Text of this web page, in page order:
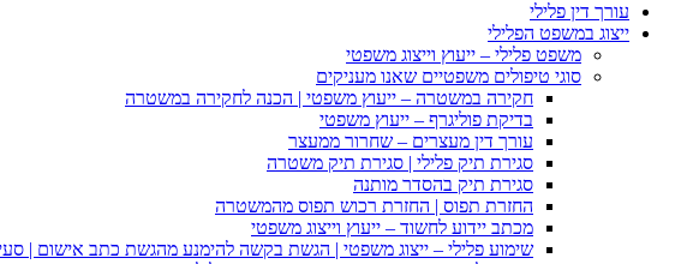
עורך דין פלילי
ייצוג במשפט הפלילי
משפט פלילי – ייעוץ וייצוג משפטי
סוגי טיפולים משפטיים שאנו מעניקים
חקירה במשטרה – ייעוץ משפטי | הכנה לחקירה במשטרה
בדיקת פוליגרף – ייעוץ משפטי
עורך דין מעצרים – שחרור ממעצר
סגירת תיק פלילי | סגירת תיק משטרה
סגירת תיק בהסדר מותנה
החזרת תפוס | החזרת רכוש תפוס מהמשטרה
מכתב יידוע לחשוד – ייעוץ וייצוג משפטי
שימוע פלילי – ייצוג משפטי | הגשת בקשה להימנע מהגשת כתב אישום | סעיף